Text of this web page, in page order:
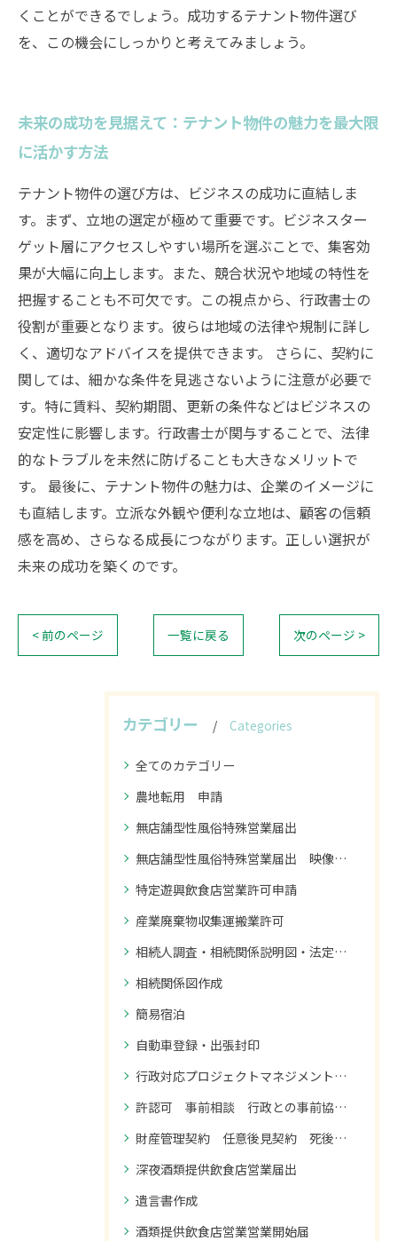
くことができるでしょう。成功するテナント物件選び
を、この機会にしっかりと考えてみましょう。
未来の成功を見据えて：テナント物件の魅力を最大限
に活かす方法
テナント物件の選び方は、ビジネスの成功に直結しま
す。まず、立地の選定が極めて重要です。ビジネスター
ゲット層にアクセスしやすい場所を選ぶことで、集客効
果が大幅に向上します。また、競合状況や地域の特性を
把握することも不可欠です。この視点から、行政書士の
役割が重要となります。彼らは地域の法律や規制に詳し
く、適切なアドバイスを提供できます。 さらに、契約に
関しては、細かな条件を見逃さないように注意が必要で
す。特に賃料、契約期間、更新の条件などはビジネスの
安定性に影響します。行政書士が関与することで、法律
的なトラブルを未然に防げることも大きなメリットで
す。 最後に、テナント物件の魅力は、企業のイメージに
も直結します。立派な外観や便利な立地は、顧客の信頼
感を高め、さらなる成長につながります。正しい選択が
未来の成功を築くのです。
< 前のページ 一覧に戻る 次のページ >
カテゴリー Categories
全てのカテゴリー
農地転用 申請
無店舗型性風俗特殊営業届出
無店舗型性風俗特殊営業届出 映像送信型性風俗特殊営業届出
特定遊興飲食店営業許可申請
産業廃棄物収集運搬業許可
相続人調査・相続関係説明図・法定相続情報の作成
相続関係図作成
簡易宿泊
自動車登録・出張封印
行政対応プロジェクトマネジメント 御社のプロジェクトで、行政とのやり取りを誰が全体管理されていますか？
許認可 事前相談 行政との事前協議・調整
財産管理契約 任意後見契約 死後事務委任契約
深夜酒類提供飲食店営業届出
遺言書作成
酒類提供飲食店営業営業開始届